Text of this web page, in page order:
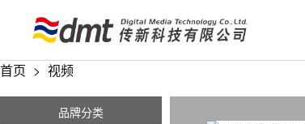
首页 > 视频
品牌分类